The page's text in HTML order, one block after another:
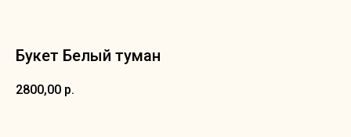
Букет Белый туман
2800,00 р.